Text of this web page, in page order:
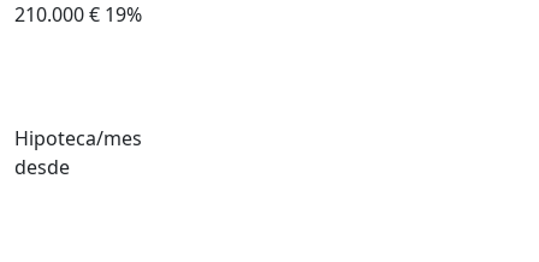
210.000 € 19%
Hipoteca/mes
desde